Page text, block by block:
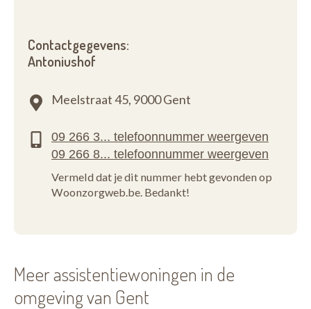
Contactgegevens:
Antoniushof
Meelstraat 45, 9000 Gent
Vermeld dat je dit nummer hebt gevonden op
Woonzorgweb.be. Bedankt!
Meer assistentiewoningen in de
omgeving van Gent